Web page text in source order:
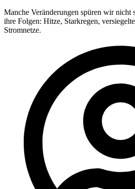
Manche Veränderungen spüren wir nicht
ihre Folgen: Hitze, Starkregen,
Stromnetze.